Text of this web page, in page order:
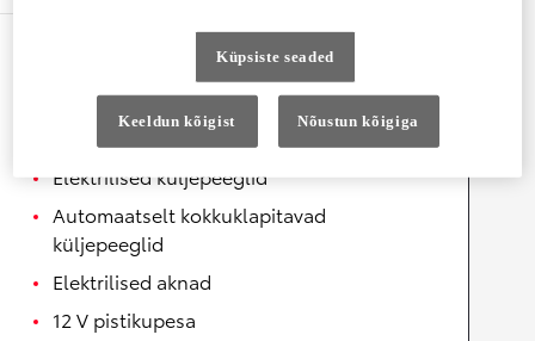
Helisüsteemi juhtnupud roolil
Soojendusega rool
Elektrilised küljepeeglid
Automaatselt kokkuklapitavad
küljepeeglid
Elektrilised aknad
12 V pistikupesa
Küpsiste seaded
Keeldun kõigist Nõustun kõigiga